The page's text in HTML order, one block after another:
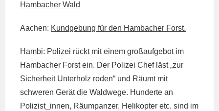
Hambacher Wald
Aachen: Kundgebung für den Hambacher Forst.
Hambi: Polizei rückt mit einem großaufgebot im
Hambacher Forst ein. Der Polizei Chef läst „zur
Sicherheit Unterholz roden“ und Räumt mit
schweren Gerät die Waldwege. Hunderte an
Polizist_innen, Räumpanzer, Helikopter etc. sind im